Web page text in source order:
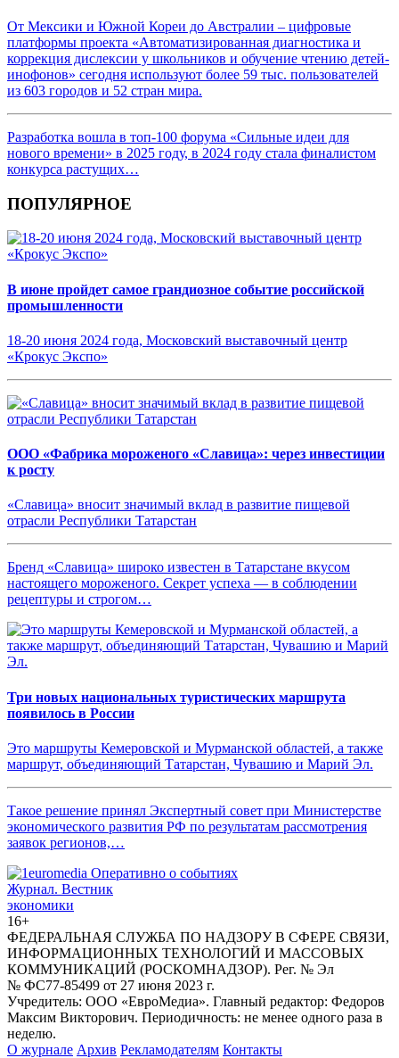
От Мексики и Южной Кореи до Австралии – цифровые
платформы проекта «Автоматизированная диагностика и
коррекция дислексии у школьников и обучение чтению детей-
инофонов» сегодня используют более 59 тыс. пользователей
из 603 городов и 52 стран мира.
Разработка вошла в топ-100 форума «Сильные идеи для
нового времени» в 2025 году, в 2024 году стала финалистом
конкурса растущих…
ПОПУЛЯРНОЕ
В июне пройдет самое грандиозное событие российской
промышленности
18-20 июня 2024 года, Московский выставочный центр
«Крокус Экспо»
ООО «Фабрика мороженого «Славица»: через инвестиции
к росту
«Славица» вносит значимый вклад в развитие пищевой
отрасли Республики Татарстан
Бренд «Славица» широко известен в Татарстане вкусом
настоящего мороженого. Секрет успеха — в соблюдении
рецептуры и строгом…
Три новых национальных туристических маршрута
появилось в России
Это маршруты Кемеровской и Мурманской областей, а также
маршрут, объединяющий Татарстан, Чувашию и Марий Эл.
Такое решение принял Экспертный совет при Министерстве
экономического развития РФ по результатам рассмотрения
заявок регионов,…
Журнал. Вестник
экономики
16+
ФЕДЕРАЛЬНАЯ СЛУЖБА ПО НАДЗОРУ В СФЕРЕ СВЯЗИ,
ИНФОРМАЦИОННЫХ ТЕХНОЛОГИЙ И МАССОВЫХ
КОММУНИКАЦИЙ (РОСКОМНАДЗОР). Рег. № Эл
№ ФС77-85499 от 27 июня 2023 г.
Учредитель: ООО «ЕвроМедиа». Главный редактор: Федоров
Максим Викторович. Периодичность: не менее одного раза в
неделю.
О журнале Архив Рекламодателям Контакты